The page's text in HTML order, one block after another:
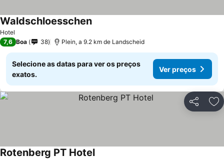
Hotel
Waldschloesschen
7,6 Boa 38 Plein, a 9.2 km de Landscheid
Selecione as datas para ver os preços
exatos.
Ver preços
Partilhar
Rotenberg PT Hotel